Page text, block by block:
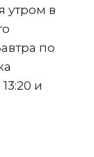
утром в
по
и